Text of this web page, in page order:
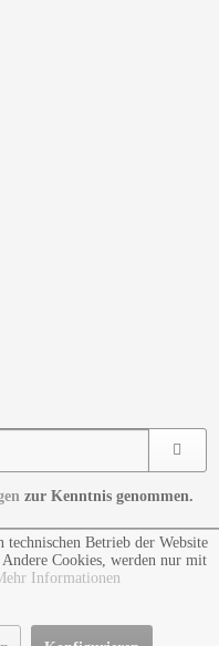
zur Kenntnis genommen.
Betrieb der Website
Cookies, werden nur mit
Informationen